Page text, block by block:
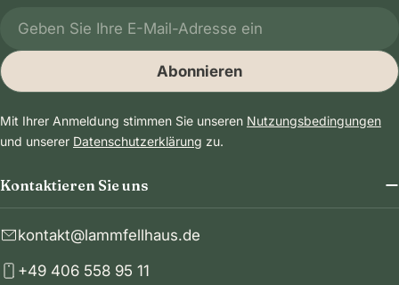
Kontaktieren Sie uns
kontakt@lammfellhaus.de
+49 406 558 95 11
Abonnieren
Mit Ihrer Anmeldung stimmen Sie unseren Nutzungsbedingungen
und unserer Datenschutzerklärung zu.